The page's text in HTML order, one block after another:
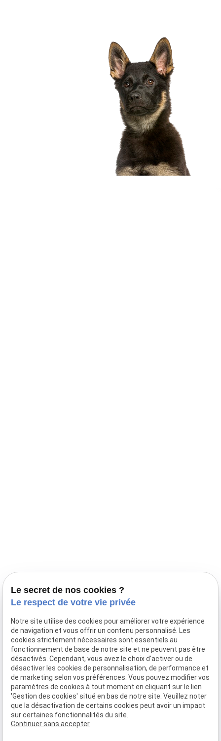
03 28 68 82 00
06 80 84 45 90
Adresse
10, chemin de Cassel
59470 BOLLEZEELE
Horaires
09:00 - 17:00
Lundi - Samedi
Le secret de nos cookies ?
Le respect de votre vie privée
Notre site utilise des cookies pour améliorer votre expérience
de navigation et vous offrir un contenu personnalisé. Les
cookies strictement nécessaires sont essentiels au
fonctionnement de base de notre site et ne peuvent pas être
désactivés. Cependant, vous avez le choix d'activer ou de
désactiver les cookies de personnalisation, de performance et
de marketing selon vos préférences. Vous pouvez modifier vos
paramètres de cookies à tout moment en cliquant sur le lien
'Gestion des cookies' situé en bas de notre site. Veuillez noter
que la désactivation de certains cookies peut avoir un impact
sur certaines fonctionnalités du site.
Continuer sans accepter